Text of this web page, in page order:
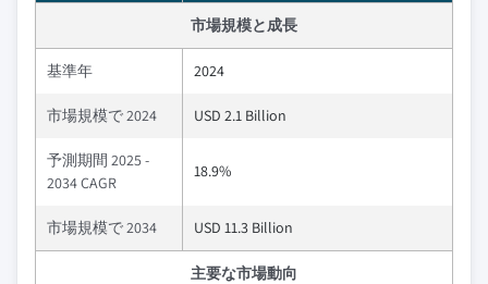
市場規模と成長
基準年 2024
市場規模で 2024 USD 2.1 Billion
予測期間 2025 -
2034 CAGR
18.9%
市場規模で 2034 USD 11.3 Billion
主要な市場動向